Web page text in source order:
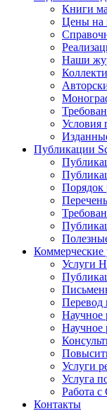
Книги
Цены на
Наши
Условия
Публикации
Порядок
Коммерческие
Услуги
Перевод
Научное
Научное
Услуги
Услуга
Работа с
Контакты